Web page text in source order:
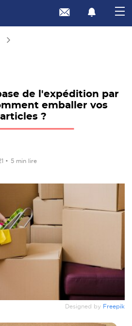
de l'expédition par
emballer vos
articles ?
• 5 min lire
Designed by Freepik